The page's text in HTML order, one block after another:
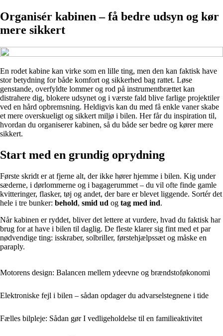
Organisér kabinen – få bedre udsyn og kør
mere sikkert
En rodet kabine kan virke som en lille ting, men den kan faktisk have
stor betydning for både komfort og sikkerhed bag rattet. Løse
genstande, overfyldte lommer og rod på instrumentbrættet kan
distrahere dig, blokere udsynet og i værste fald blive farlige projektiler
ved en hård opbremsning. Heldigvis kan du med få enkle vaner skabe
et mere overskueligt og sikkert miljø i bilen. Her får du inspiration til,
hvordan du organiserer kabinen, så du både ser bedre og kører mere
sikkert.
Start med en grundig oprydning
Første skridt er at fjerne alt, der ikke hører hjemme i bilen. Kig under
sæderne, i dørlommerne og i bagagerummet – du vil ofte finde gamle
kvitteringer, flasker, tøj og andet, der bare er blevet liggende. Sortér det
hele i tre bunker: behold, smid ud og tag med ind.
Når kabinen er ryddet, bliver det lettere at vurdere, hvad du faktisk har
brug for at have i bilen til daglig. De fleste klarer sig fint med et par
nødvendige ting: isskraber, solbriller, førstehjælpssæt og måske en
paraply.
Motorens design: Balancen mellem ydeevne og brændstoføkonomi
Elektroniske fejl i bilen – sådan opdager du advarselstegnene i tide
Fælles bilpleje: Sådan gør I vedligeholdelse til en familieaktivitet